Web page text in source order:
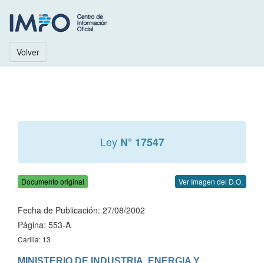
Volver
Ley N° 17547
Documento original Ver Imagen del D.O.
Fecha de Publicación: 27/08/2002
Página: 553-A
Carilla: 13
MINISTERIO DE INDUSTRIA, ENERGIA Y